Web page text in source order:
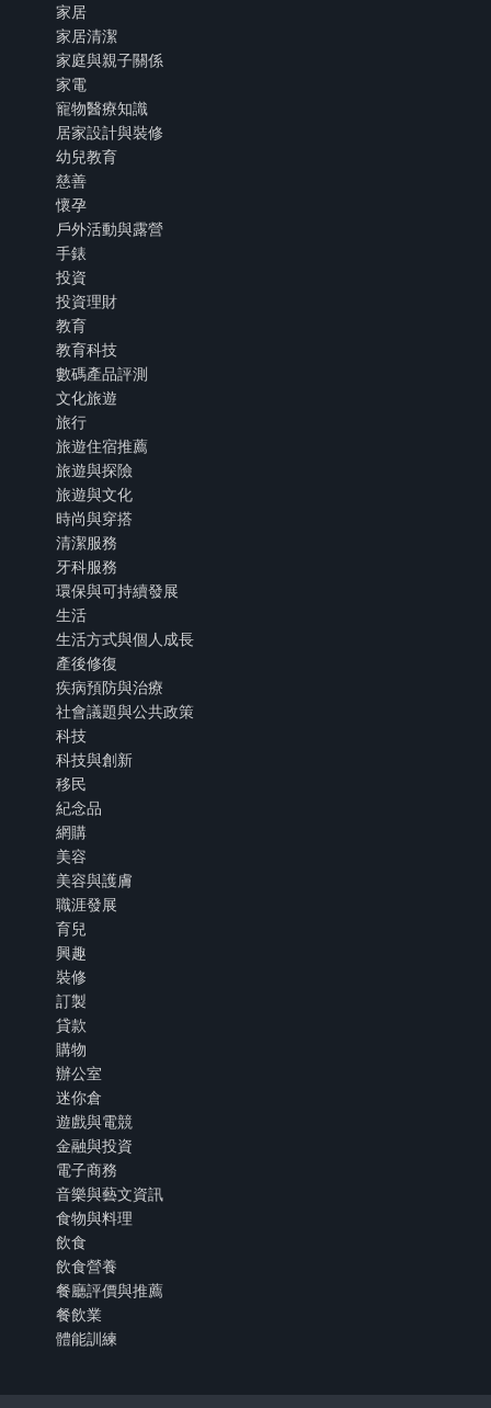
家居
家居清潔
家庭與親子關係
家電
寵物醫療知識
居家設計與裝修
幼兒教育
慈善
懷孕
戶外活動與露營
手錶
投資
投資理財
教育
教育科技
數碼產品評測
文化旅遊
旅行
旅遊住宿推薦
旅遊與探險
旅遊與文化
時尚與穿搭
清潔服務
牙科服務
環保與可持續發展
生活
生活方式與個人成長
產後修復
疾病預防與治療
社會議題與公共政策
科技
科技與創新
移民
紀念品
網購
美容
美容與護膚
職涯發展
育兒
興趣
裝修
訂製
貸款
購物
辦公室
迷你倉
遊戲與電競
金融與投資
電子商務
音樂與藝文資訊
食物與料理
飲食
飲食營養
餐廳評價與推薦
餐飲業
體能訓練